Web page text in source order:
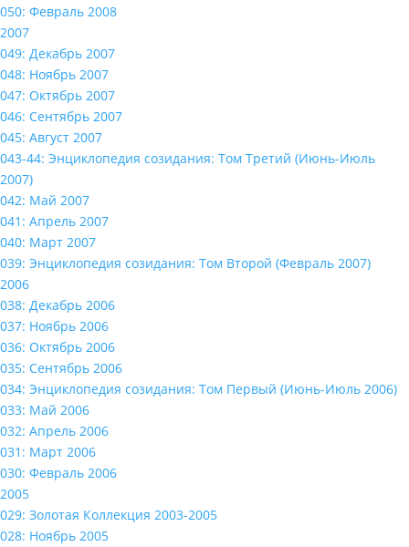
050: Февраль 2008
2007
049: Декабрь 2007
048: Ноябрь 2007
047: Октябрь 2007
046: Сентябрь 2007
045: Август 2007
043-44: Энциклопедия созидания: Том Третий (Июнь-Июль
2007)
042: Май 2007
041: Апрель 2007
040: Март 2007
039: Энциклопедия созидания: Том Второй (Февраль 2007)
2006
038: Декабрь 2006
037: Ноябрь 2006
036: Октябрь 2006
035: Сентябрь 2006
034: Энциклопедия созидания: Том Первый (Июнь-Июль 2006)
033: Май 2006
032: Апрель 2006
031: Март 2006
030: Февраль 2006
2005
029: Золотая Коллекция 2003-2005
028: Ноябрь 2005